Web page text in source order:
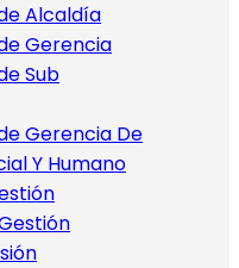
Alcaldía
Gerencia
Sub
Gerencia De
Y Humano